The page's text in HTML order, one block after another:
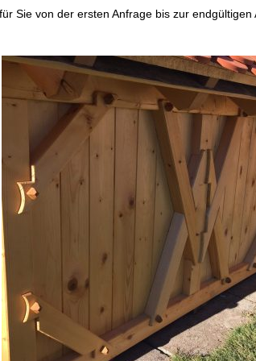
Sie von der ersten Anfrage bis zur